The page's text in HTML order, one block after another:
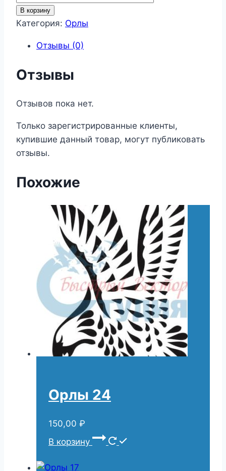
товара
Орлы
В корзину
Категория: Орлы
Отзывы (0)
Отзывы
Отзывов пока нет.
Только зарегистрированные клиенты,
купившие данный товар, могут публиковать
отзывы.
Похожие
Орлы 24
150,00 ₽
В корзину